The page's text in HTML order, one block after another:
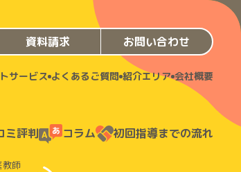
資料請求 お問い合わせ
サービス よくあるご質問 紹介エリア 会社概要
ミ評判 コラム 初回指導までの流れ
師